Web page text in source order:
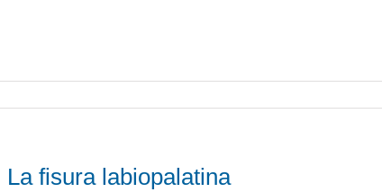
La fisura labiopalatina